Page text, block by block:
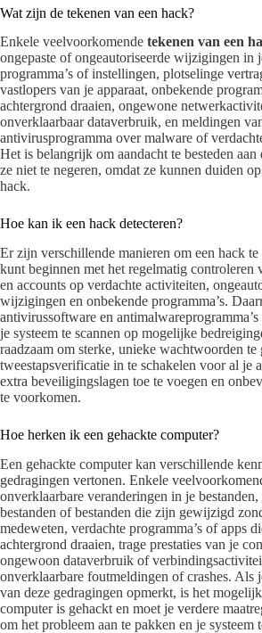
Wat zijn de tekenen van een hack?
Enkele veelvoorkomende tekenen van een
ongepaste of ongeautoriseerde wijzigingen in
programma’s of instellingen, plotselinge
vastlopers van je apparaat, onbekende
achtergrond draaien, ongewone
onverklaarbaar dataverbruik, en meldingen
antivirusprogramma over malware of
Het is belangrijk om aandacht te besteden aan
ze niet te negeren, omdat ze kunnen duiden
hack.
Hoe kan ik een hack detecteren?
Er zijn verschillende manieren om een hack te
kunt beginnen met het regelmatig controleren
en accounts op verdachte activiteiten,
wijzigingen en onbekende programma’s.
antivirussoftware en
je systeem te scannen op mogelijke
raadzaam om sterke, unieke wachtwoorden te
tweestapsverificatie in te schakelen voor al je
extra beveiligingslagen toe te voegen en
te voorkomen.
Hoe herken ik een gehackte computer?
Een gehackte computer kan verschillende
gedragingen vertonen. Enkele
onverklaarbare veranderingen in je
bestanden of bestanden die zijn gewijzigd
medeweten, verdachte programma’s of apps
achtergrond draaien, trage prestaties van je
ongewoon dataverbruik of
onverklaarbare foutmeldingen of crashes. Als
van deze gedragingen opmerkt, is het
computer is gehackt en moet je verdere
om het probleem aan te pakken en je systeem